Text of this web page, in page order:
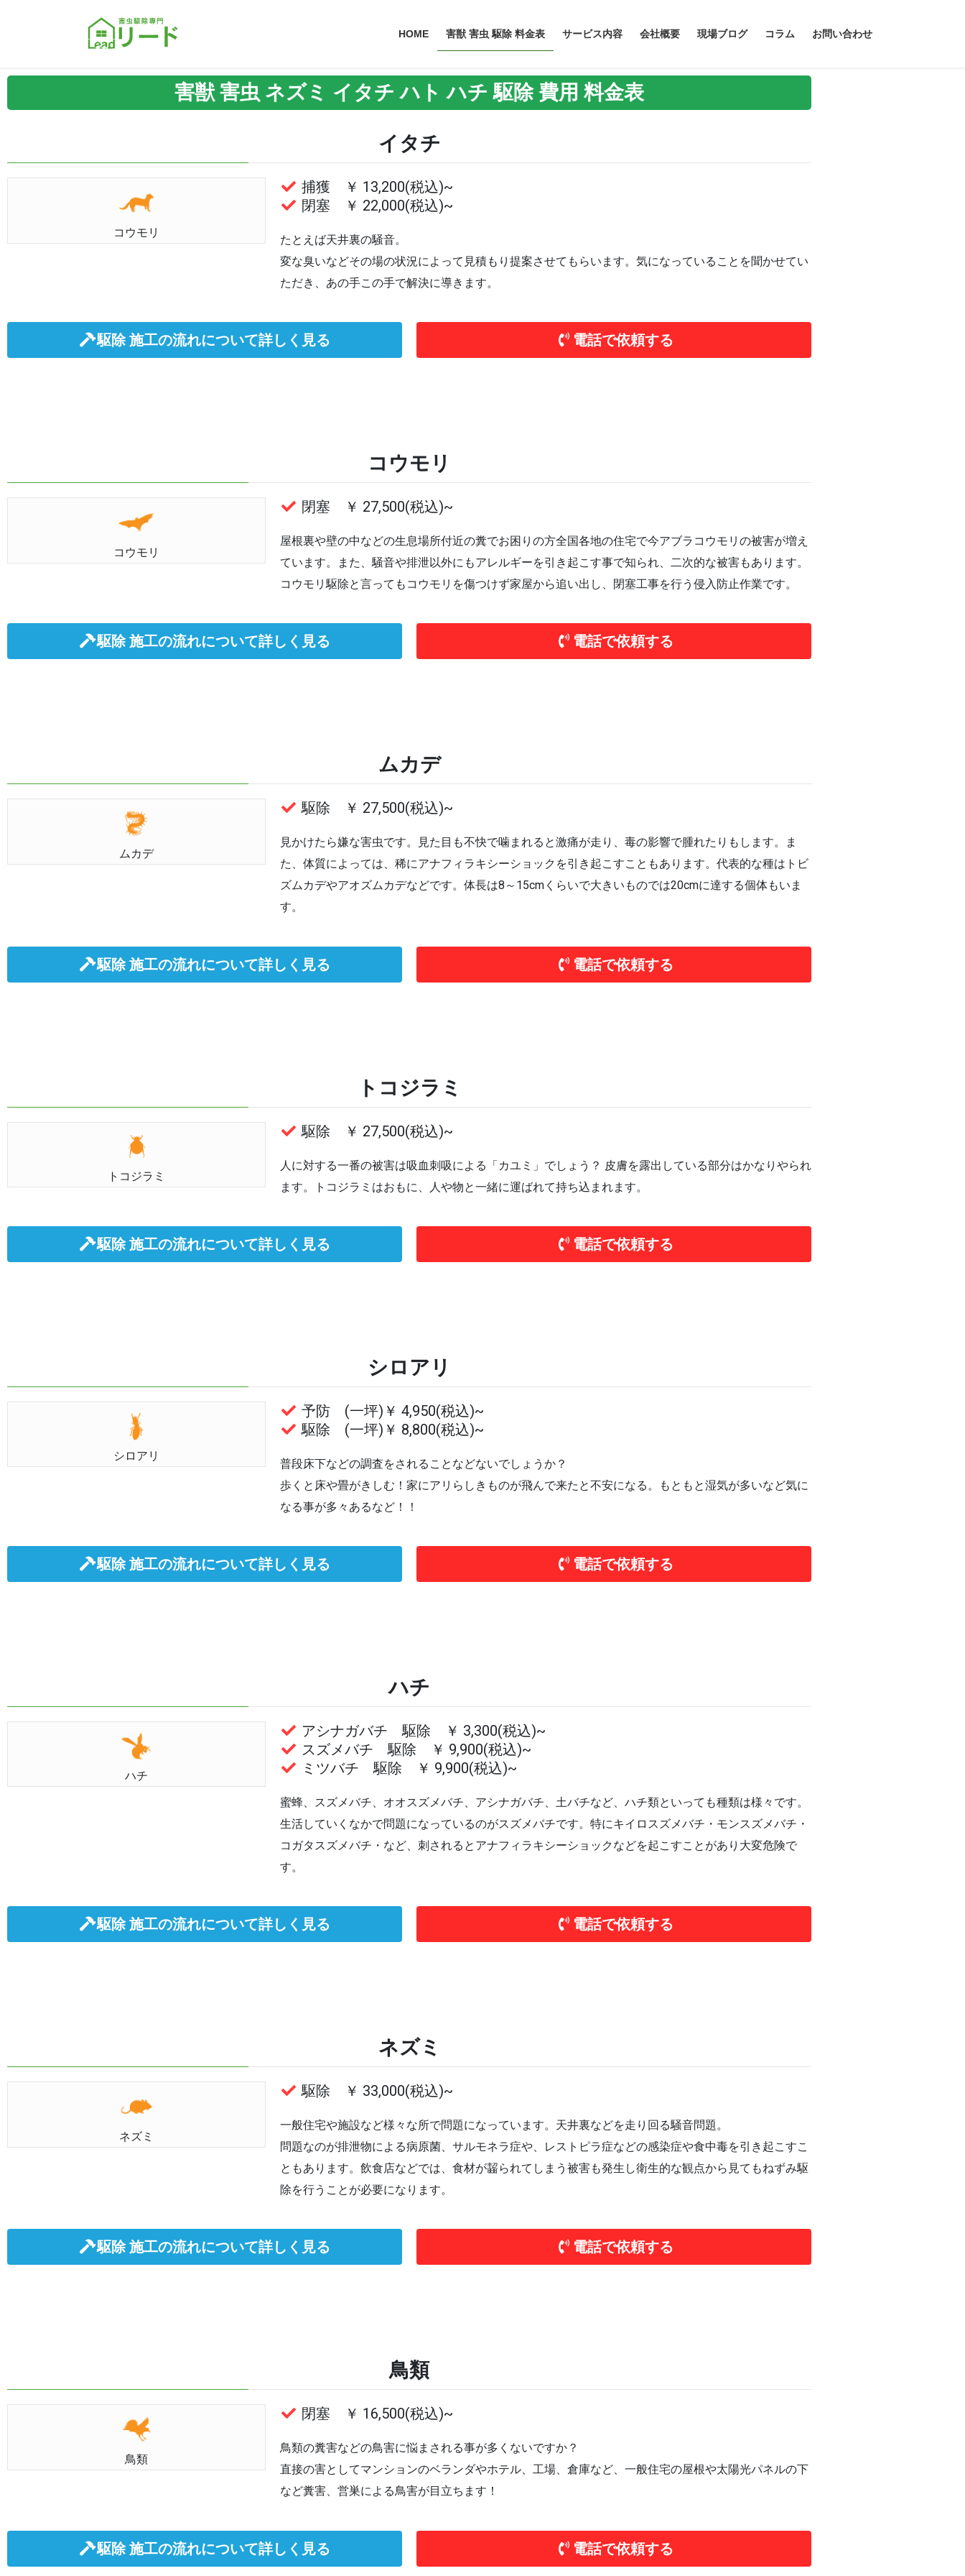
HOME 害獣 害虫 駆除 料金表 サービス内容 会社概要 現場ブログ コラム お問い合わせ
害獣 害虫 ネズミ イタチ ハト ハチ 駆除 費用 料金表
イタチ
コウモリ
捕獲 ￥ 13,200(税込)~
閉塞 ￥ 22,000(税込)~
たとえば天井裏の騒音。
変な臭いなどその場の状況によって見積もり提案させてもらいます。気になっていることを聞かせてい
ただき、あの手この手で解決に導きます。
駆除 施工の流れについて詳しく見る 電話で依頼する
コウモリ
コウモリ
閉塞 ￥ 27,500(税込)~
屋根裏や壁の中などの生息場所付近の糞でお困りの方全国各地の住宅で今アブラコウモリの被害が増え
ています。また、騒音や排泄以外にもアレルギーを引き起こす事で知られ、二次的な被害もあります。
コウモリ駆除と言ってもコウモリを傷つけず家屋から追い出し、閉塞工事を行う侵入防止作業です。
駆除 施工の流れについて詳しく見る 電話で依頼する
ムカデ
ムカデ
駆除 ￥ 27,500(税込)~
見かけたら嫌な害虫です。見た目も不快で噛まれると激痛が走り、毒の影響で腫れたりもします。ま
た、体質によっては、稀にアナフィラキシーショックを引き起こすこともあります。代表的な種はトビ
ズムカデやアオズムカデなどです。体長は8～15cmくらいで大きいものでは20cmに達する個体もいま
す。
駆除 施工の流れについて詳しく見る 電話で依頼する
トコジラミ
トコジラミ
駆除 ￥ 27,500(税込)~
人に対する一番の被害は吸血刺吸による「カユミ」でしょう？ 皮膚を露出している部分はかなりやられ
ます。トコジラミはおもに、人や物と一緒に運ばれて持ち込まれます。
駆除 施工の流れについて詳しく見る 電話で依頼する
シロアリ
シロアリ
予防 (一坪)￥ 4,950(税込)~
駆除 (一坪)￥ 8,800(税込)~
普段床下などの調査をされることなどないでしょうか？
歩くと床や畳がきしむ！家にアリらしきものが飛んで来たと不安になる。もともと湿気が多いなど気に
なる事が多々あるなど！！
駆除 施工の流れについて詳しく見る 電話で依頼する
ハチ
ハチ
アシナガバチ 駆除 ￥ 3,300(税込)~
スズメバチ 駆除 ￥ 9,900(税込)~
ミツバチ 駆除 ￥ 9,900(税込)~
蜜蜂、スズメバチ、オオスズメバチ、アシナガバチ、土バチなど、ハチ類といっても種類は様々です。
生活していくなかで問題になっているのがスズメバチです。特にキイロスズメバチ・モンスズメバチ・
コガタスズメバチ・など、刺されるとアナフィラキシーショックなどを起こすことがあり大変危険で
す。
駆除 施工の流れについて詳しく見る 電話で依頼する
ネズミ
ネズミ
駆除 ￥ 33,000(税込)~
一般住宅や施設など様々な所で問題になっています。天井裏などを走り回る騒音問題。
問題なのが排泄物による病原菌、サルモネラ症や、レストピラ症などの感染症や食中毒を引き起こすこ
ともあります。飲食店などでは、食材が齧られてしまう被害も発生し衛生的な観点から見てもねずみ駆
除を行うことが必要になります。
駆除 施工の流れについて詳しく見る 電話で依頼する
鳥類
鳥類
閉塞 ￥ 16,500(税込)~
鳥類の糞害などの鳥害に悩まされる事が多くないですか？
直接の害としてマンションのベランダやホテル、工場、倉庫など、一般住宅の屋根や太陽光パネルの下
など糞害、営巣による鳥害が目立ちます！
駆除 施工の流れについて詳しく見る 電話で依頼する